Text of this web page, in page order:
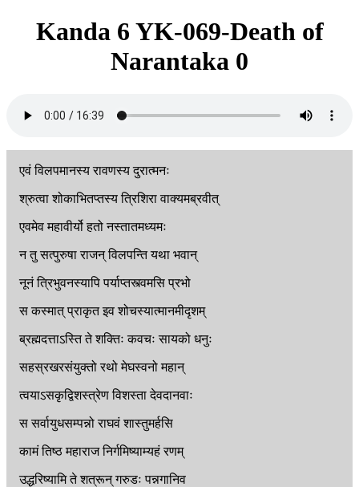
Kanda 6 YK-069-Death of
Narantaka 0
एवं विलपमानस्य रावणस्य दुरात्मनः
श्रुत्वा शोकाभितप्तस्य त्रिशिरा वाक्यमब्रवीत्
एवमेव महावीर्यो हतो नस्तातमध्यमः
न तु सत्पुरुषा राजन् विलपन्ति यथा भवान्
नूनं त्रिभुवनस्यापि पर्याप्तस्त्वमसि प्रभो
स कस्मात् प्राकृत इव शोचस्यात्मानमीदृशम्
ब्रह्मदत्ताऽस्ति ते शक्तिः कवचः सायको धनुः
सहस्रखरसंयुक्तो रथो मेघस्वनो महान्
त्वयाऽसकृद्विशस्त्रेण विशस्ता देवदानवाः
स सर्वायुधसम्पन्नो राघवं शास्तुमर्हसि
कामं तिष्ठ महाराज निर्गमिष्याम्यहं रणम्
उद्धरिष्यामि ते शत्रून् गरुडः पन्नगानिव